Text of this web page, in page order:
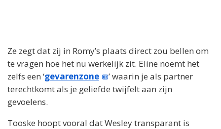
Ze zegt dat zij in Romy’s plaats direct zou bellen om
te vragen hoe het nu werkelijk zit. Eline noemt het
zelfs een ‘gevarenzone
’ waarin je als partner
terechtkomt als je geliefde twijfelt aan zijn
gevoelens.
Tooske hoopt vooral dat Wesley transparant is